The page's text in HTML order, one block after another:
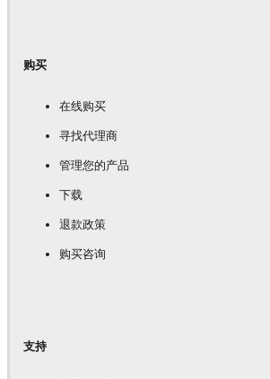
购买
在线购买
寻找代理商
管理您的产品
下载
退款政策
购买咨询
支持